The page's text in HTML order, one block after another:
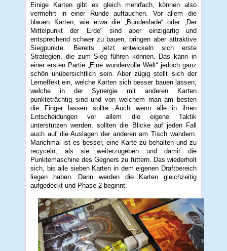
Einige Karten gibt es gleich mehrfach, können also
vermehrt in einer Runde auftauchen. Vor allem die
blauen Karten, wie etwa die „Bundeslade“ oder „Der
Mittelpunkt der Erde“ sind aber einzigartig und
entsprechend schwer zu bauen, bringen aber attraktive
Siegpunkte. Bereits jetzt entwickeln sich erste
Strategien, die zum Sieg führen können. Das kann in
einer ersten Partie „Eine wundervolle Welt“ jedoch ganz
schön unübersichtlich sein. Aber zügig stellt sich der
Lerneffekt ein, welche Karten sich besser bauen lassen,
welche in der Synergie mit anderen Karten
punkteträchtig sind und von welchem man am besten
die Finger lassen sollte. Auch wenn alle in ihren
Entscheidungen vor allem die eigene Taktik
unterstützen werden, sollten die Blicke auf jeden Fall
auch auf die Auslagen der anderen am Tisch wandern.
Manchmal ist es besser, eine Karte zu behalten und zu
recyceln, als sie weiterzugeben und damit die
Punktemaschine des Gegners zu füttern. Das wiederholt
sich, bis alle sieben Karten in dem eigenen Draftbereich
liegen haben. Dann werden die Karten gleichzeitig
aufgedeckt und Phase 2 beginnt.